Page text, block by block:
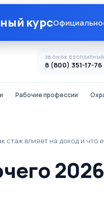
курс
ЗВОНОК БЕСПЛАТНЫЙ
8 (800) 351-17-76
Рабочие профессии
стаж влияет на доход и что